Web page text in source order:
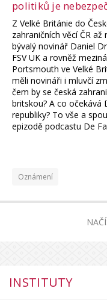
politiků je
Z Velké Británie do
zahraničních věcí ČR
bývalý novinář Daniel
FSV UK a rovněž
Portsmouth ve Velké
měli novináři i mluvčí
čem by se česká
britskou? A co očekává
republiky? To vše a
epizodě podcastu De
Oznámení
INSTITUTY